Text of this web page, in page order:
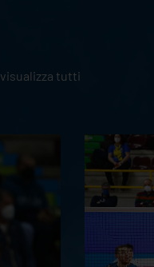
visualizza tutti